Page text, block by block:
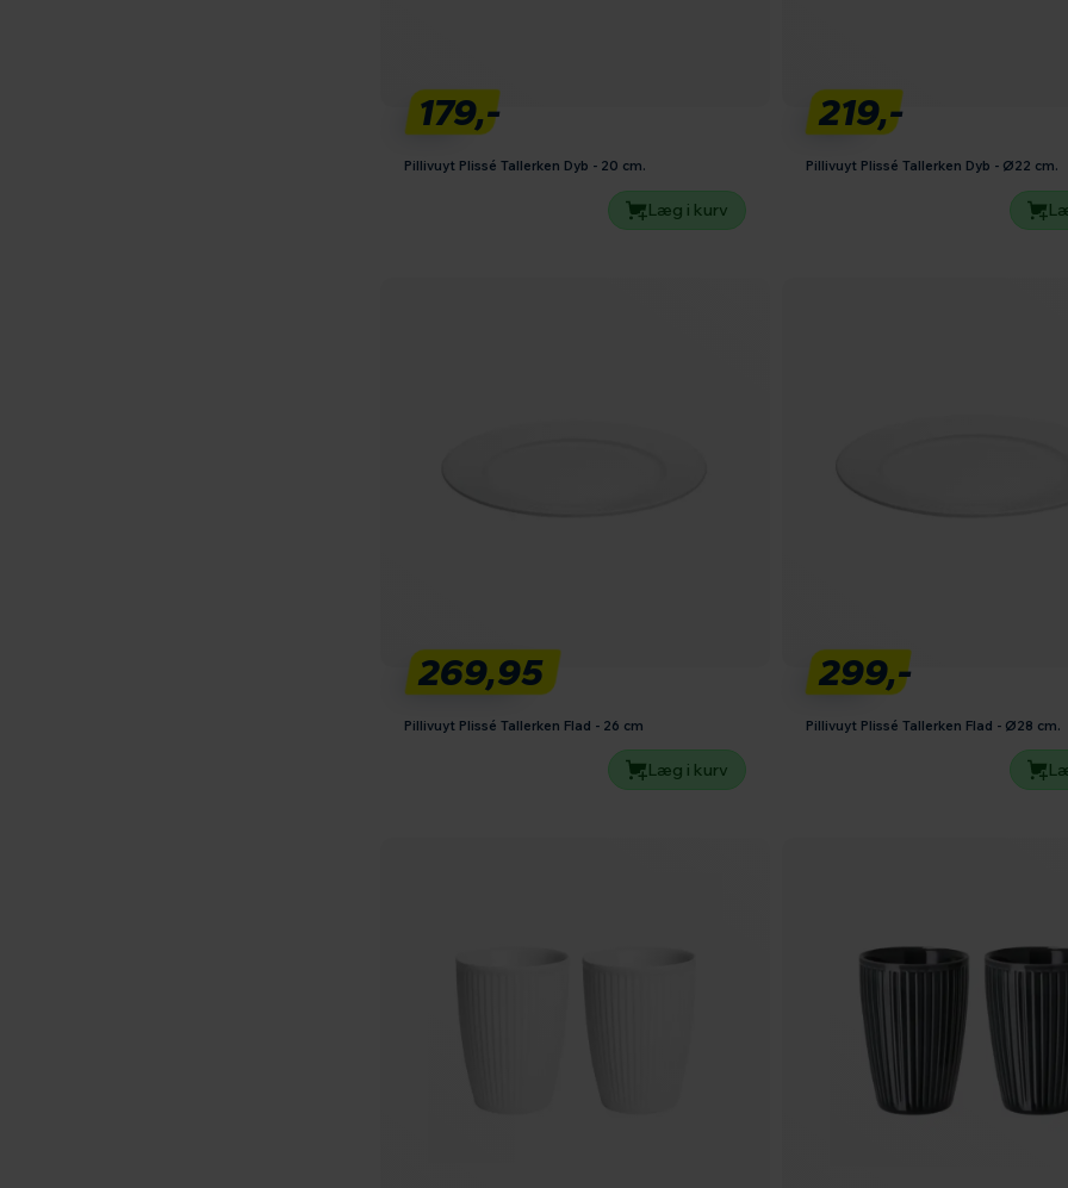
179,-
Pillivuyt Plissé Tallerken Dyb - 20 cm.
Læg i kurv
219,-
Pillivuyt Plissé Tallerken Dyb - Ø22 cm.
269,95
Pillivuyt Plissé Tallerken Flad - 26 cm
Læg i kurv
299,-
Pillivuyt Plissé Tallerken Flad - Ø28 cm.